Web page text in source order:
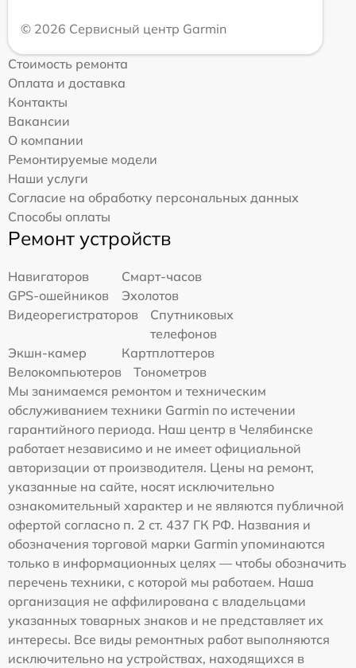
© 2026 Сервисный центр Garmin
Стоимость ремонта
Оплата и доставка
Контакты
Вакансии
О компании
Ремонтируемые модели
Наши услуги
Согласие на обработку персональных данных
Способы оплаты
Ремонт устройств
Навигаторов
Смарт-часов
GPS-ошейников
Эхолотов
Видеорегистраторов
Спутниковых
телефонов
Экшн-камер
Картплоттеров
Велокомпьютеров
Тонометров
Мы занимаемся ремонтом и техническим
обслуживанием техники Garmin по истечении
гарантийного периода. Наш центр в Челябинске
работает независимо и не имеет официальной
авторизации от производителя. Цены на ремонт,
указанные на сайте, носят исключительно
ознакомительный характер и не являются публичной
офертой согласно п. 2 ст. 437 ГК РФ. Названия и
обозначения торговой марки Garmin упоминаются
только в информационных целях — чтобы обозначить
перечень техники, с которой мы работаем. Наша
организация не аффилирована с владельцами
указанных товарных знаков и не представляет их
интересы. Все виды ремонтных работ выполняются
исключительно на устройствах, находящихся в